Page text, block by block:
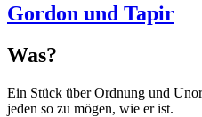
Gordon und Tapir
Was?
Ein Stück über Ordnung und
jeden so zu mögen, wie er ist.